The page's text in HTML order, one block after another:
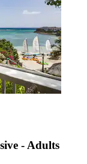
- Adults